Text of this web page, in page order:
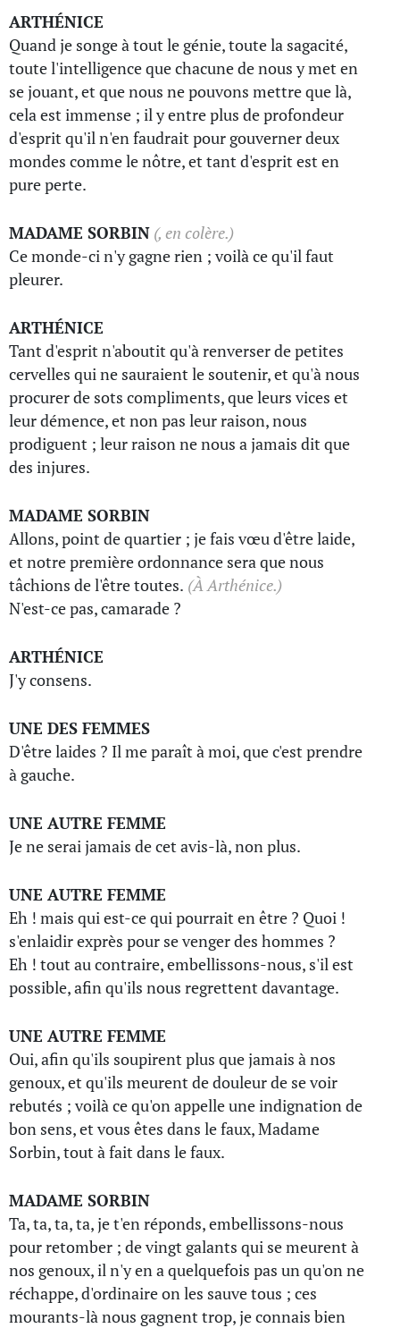
ARTHÉNICE
Quand je songe à tout le génie, toute la sagacité,
toute l'intelligence que chacune de nous y met en
se jouant, et que nous ne pouvons mettre que là,
cela est immense ; il y entre plus de profondeur
d'esprit qu'il n'en faudrait pour gouverner deux
mondes comme le nôtre, et tant d'esprit est en
pure perte.
MADAME SORBIN (, en colère.)
Ce monde-ci n'y gagne rien ; voilà ce qu'il faut
pleurer.
ARTHÉNICE
Tant d'esprit n'aboutit qu'à renverser de petites
cervelles qui ne sauraient le soutenir, et qu'à nous
procurer de sots compliments, que leurs vices et
leur démence, et non pas leur raison, nous
prodiguent ; leur raison ne nous a jamais dit que
des injures.
MADAME SORBIN
Allons, point de quartier ; je fais vœu d'être laide,
et notre première ordonnance sera que nous
tâchions de l'être toutes. (À Arthénice.)
N'est-ce pas, camarade ?
ARTHÉNICE
J'y consens.
UNE DES FEMMES
D'être laides ? Il me paraît à moi, que c'est prendre
à gauche.
UNE AUTRE FEMME
Je ne serai jamais de cet avis-là, non plus.
UNE AUTRE FEMME
Eh ! mais qui est-ce qui pourrait en être ? Quoi !
s'enlaidir exprès pour se venger des hommes ?
Eh ! tout au contraire, embellissons-nous, s'il est
possible, afin qu'ils nous regrettent davantage.
UNE AUTRE FEMME
Oui, afin qu'ils soupirent plus que jamais à nos
genoux, et qu'ils meurent de douleur de se voir
rebutés ; voilà ce qu'on appelle une indignation de
bon sens, et vous êtes dans le faux, Madame
Sorbin, tout à fait dans le faux.
MADAME SORBIN
Ta, ta, ta, ta, je t'en réponds, embellissons-nous
pour retomber ; de vingt galants qui se meurent à
nos genoux, il n'y en a quelquefois pas un qu'on ne
réchappe, d'ordinaire on les sauve tous ; ces
mourants-là nous gagnent trop, je connais bien